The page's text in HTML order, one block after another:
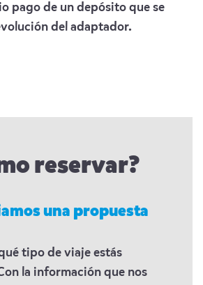
pago de un depósito que se
del adaptador.
reservar?
una propuesta
tipo de viaje estás
la información que nos